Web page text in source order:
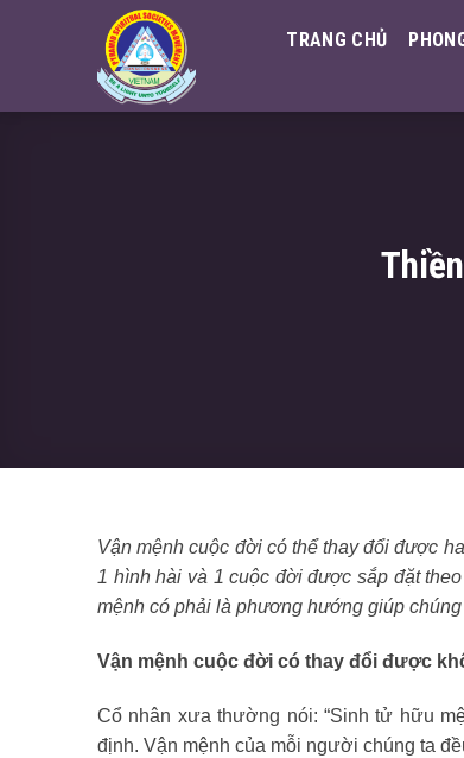
TRANG CHỦ
Vận mệnh cuộc đời có thể thay đổi được
1 hình hài và 1 cuộc đời được sắp đặt
mệnh có phải là phương hướng giúp
Vận mệnh cuộc đời có thay đổi được
Cổ nhân xưa thường nói: “Sinh tử hữu
định. Vận mệnh của mỗi người chúng ta